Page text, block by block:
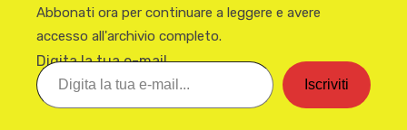
Abbonati ora per continuare a leggere e avere
accesso all'archivio completo.
Digita la tua e-mail...
Iscriviti